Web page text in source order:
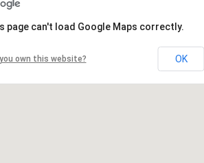
page can't load Google Maps correctly.
you own this website? OK